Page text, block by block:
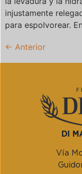
injustamente
para espolvorear.
← Anterior
DI
Vía